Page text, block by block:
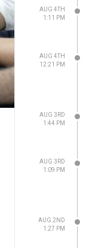
AUG 4TH
1:11 PM
AUG 4TH
12:21 PM
AUG 3RD
1:44 PM
AUG 3RD
1:09 PM
AUG 2ND
1:27 PM